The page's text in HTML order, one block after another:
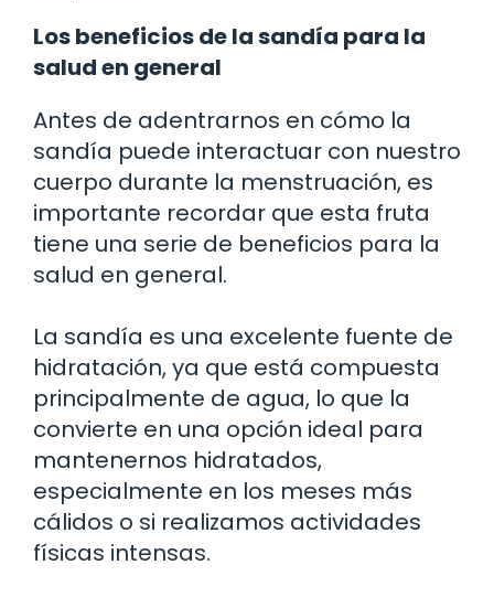
Los beneficios de la sandía para la
salud en general
Antes de adentrarnos en cómo la
sandía puede interactuar con nuestro
cuerpo durante la menstruación, es
importante recordar que esta fruta
tiene una serie de beneficios para la
salud en general.
La sandía es una excelente fuente de
hidratación, ya que está compuesta
principalmente de agua, lo que la
convierte en una opción ideal para
mantenernos hidratados,
especialmente en los meses más
cálidos o si realizamos actividades
físicas intensas.